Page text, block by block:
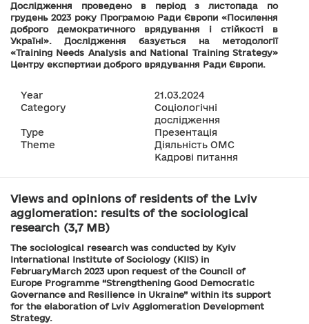
Дослідження проведено в період з листопада по
грудень 2023 року Програмою Ради Європи «Посилення
доброго демократичного врядування і cтійкості в
Україні». Дослідження базується на методології
«Training Needs Analysis and National Training Strategy»
Центру експертизи доброго врядування Ради Європи.
Year
21.03.2024
Category
Соціологічні
дослідження
Type
Презентація
Theme
Діяльність ОМС
Кадрові питання
Views and opinions of residents of the Lviv
agglomeration: results of the sociological
research (3,7 MB)
The sociological research was conducted by Kyiv
International Institute of Sociology (KIIS) in
FebruaryMarch 2023 upon request of the Council of
Europe Programme “Strengthening Good Democratic
Governance and Resilience in Ukraine” within its support
for the elaboration of Lviv Agglomeration Development
Strategy.